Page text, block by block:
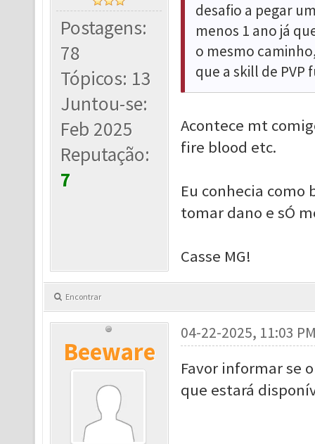
Postagens:
78
Tópicos: 13
Juntou-se:
Feb 2025
Reputação:
7
desafio a pegar
menos 1 ano já
o mesmo
que a skill de
Acontece mt
fire blood etc.
Eu conhecia como
tomar dano e sÓ
Casse MG!
Encontrar
Beeware
04-22-2025, 11:03
Favor informar se
que estará